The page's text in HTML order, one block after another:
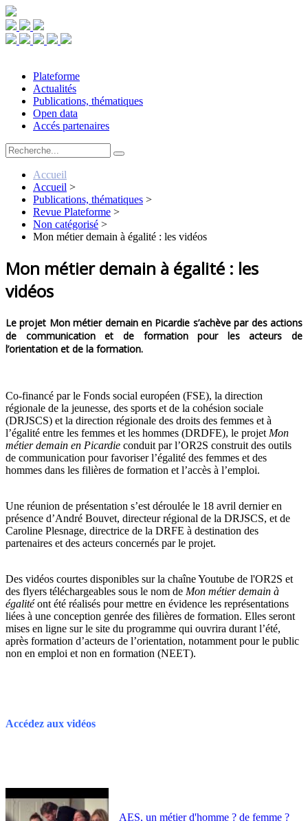
Plateforme
Actualités
Publications, thématiques
Open data
Accés partenaires
Accueil
Accueil >
Publications, thématiques >
Revue Plateforme >
Non catégorisé >
Mon métier demain à égalité : les vidéos
Mon métier demain à égalité : les
vidéos
Le projet Mon métier demain en Picardie s’achève par des actions
de communication et de formation pour les acteurs de
l’orientation et de la formation.
Co-financé par le Fonds social européen (FSE), la direction
régionale de la jeunesse, des sports et de la cohésion sociale
(DRJSCS) et la direction régionale des droits des femmes et à
l’égalité entre les femmes et les hommes (DRDFE), le projet Mon
métier demain en Picardie conduit par l’OR2S construit des outils
de communication pour favoriser l’égalité des femmes et des
hommes dans les filières de formation et l’accès à l’emploi.
Une réunion de présentation s’est déroulée le 18 avril dernier en
présence d’André Bouvet, directeur régional de la DRJSCS, et de
Caroline Plesnage, directrice de la DRFE à destination des
partenaires et des acteurs concernés par le projet.
Des vidéos courtes disponibles sur la chaîne Youtube de l'OR2S et
des flyers téléchargeables sous le nom de Mon métier demain à
égalitéont été réalisés pour mettre en évidence les représentations
liées à une conception genrée des filières de formation. Elles seront
mises en ligne sur le site du programme qui ouvrira durant l’été,
après formation d’acteurs de l’orientation, notamment pour le public
non en emploi et non en formation (NEET).
Accédez aux vidéos
AES, un métier d'homme ? de femme ?